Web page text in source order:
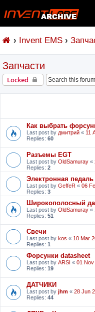
Invent EMS
Запчасти
Locked
Как выбрать
Last post by дмитрий « 11
Replies: 60
Разъемы EGT
Last post by OldSamuray «
Replies: 2
Электронная
Last post by GeffeR « 06
Replies: 3
Широкополосный
Last post by OldSamuray «
Replies: 51
Свечи
Last post by kos « 10 Mar
Replies: 1
Форсунки datasheet
Last post by ARSI « 01 Nov
Replies: 19
ДАТЧИКИ
Last post by jhm « 28 Jun
Replies: 44